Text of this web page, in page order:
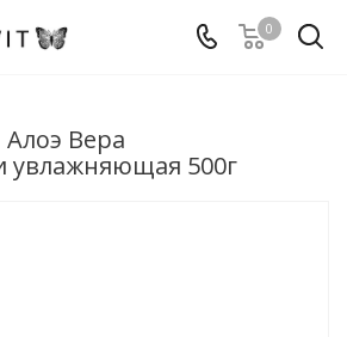
0
Вера
увлажняющая 500г